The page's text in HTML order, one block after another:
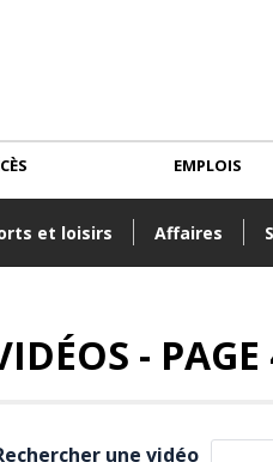
et loisirs Affaires
EMPLOIS
- PAGE
une vidéo